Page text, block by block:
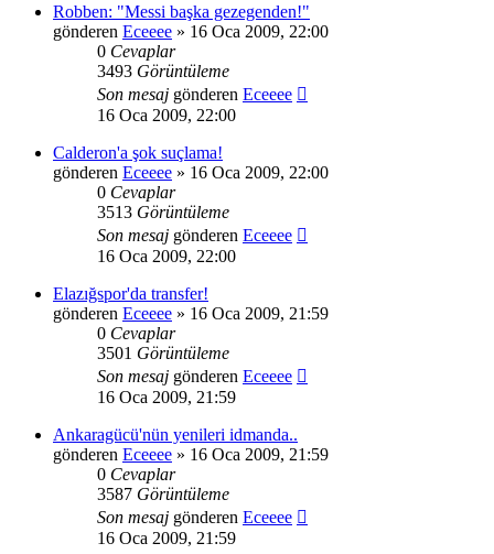
Robben: "Messi başka gezegenden!"
gönderen Eceeee » 16 Oca 2009, 22:00
0 Cevaplar
3493 Görüntüleme
Son mesaj gönderen Eceeee
16 Oca 2009, 22:00
Calderon'a şok suçlama!
gönderen Eceeee » 16 Oca 2009, 22:00
0 Cevaplar
3513 Görüntüleme
Son mesaj gönderen Eceeee
16 Oca 2009, 22:00
Elazığspor'da transfer!
gönderen Eceeee » 16 Oca 2009, 21:59
0 Cevaplar
3501 Görüntüleme
Son mesaj gönderen Eceeee
16 Oca 2009, 21:59
Ankaragücü'nün yenileri idmanda..
gönderen Eceeee » 16 Oca 2009, 21:59
0 Cevaplar
3587 Görüntüleme
Son mesaj gönderen Eceeee
16 Oca 2009, 21:59